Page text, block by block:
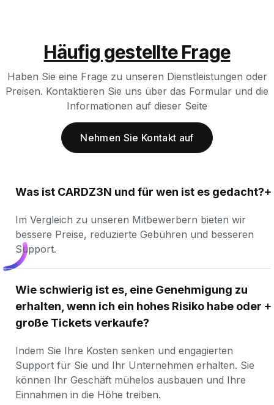
Häufig gestellte Frage
Haben Sie eine Frage zu unseren Dienstleistungen oder
Preisen. Kontaktieren Sie uns über das Formular und die
Informationen auf dieser Seite
Nehmen Sie Kontakt auf
Was ist CARDZ3N und für wen ist es gedacht?
Im Vergleich zu unseren Mitbewerbern bieten wir
bessere Preise, reduzierte Gebühren und besseren
Support.
Wie schwierig ist es, eine Genehmigung zu
erhalten, wenn ich ein hohes Risiko habe oder
große Tickets verkaufe?
Indem Sie Ihre Kosten senken und engagierten
Support für Sie und Ihr Unternehmen erhalten. Sie
können Ihr Geschäft mühelos ausbauen und Ihre
Einnahmen in die Höhe treiben.